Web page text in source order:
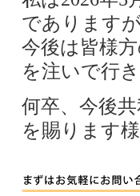
であります
今後は皆様
を注いで行
何卒、今後
を賜ります